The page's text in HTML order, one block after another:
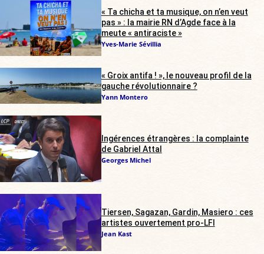
« Ta chicha et ta musique, on n’en veut
pas » : la mairie RN d’Agde face à la
meute « antiraciste »
Yves-Marie Sévillia
« Groix antifa ! », le nouveau profil de la
gauche révolutionnaire ?
Yann Montero
Ingérences étrangères : la complainte
de Gabriel Attal
Georges Michel
Tiersen, Sagazan, Gardin, Masiero : ces
artistes ouvertement pro-LFI
Jean Kast